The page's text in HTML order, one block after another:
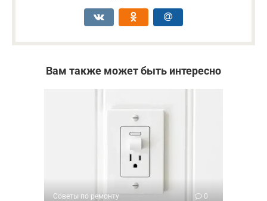
Вам также может быть интересно
Советы по ремонту 0